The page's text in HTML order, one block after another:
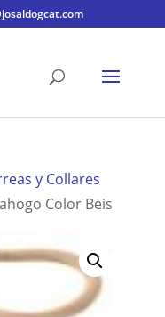
y Collares
Color Beis